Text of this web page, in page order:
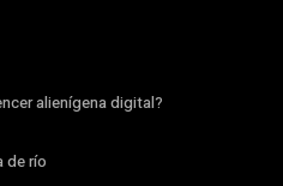
alienígena digital?
de río